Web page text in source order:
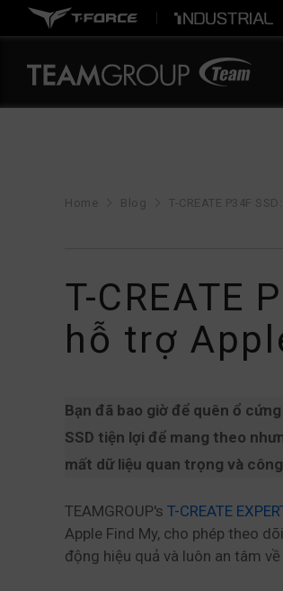
Home Blog T-CREATE P34F
T-
hỗ trợ
Bạn đã bao giờ để quên ổ
SSD tiện lợi để mang theo
mất dữ liệu quan trọng và
TEAMGROUP's T-CREATE
Apple Find My, cho phép theo
động hiệu quả và luôn an tâm